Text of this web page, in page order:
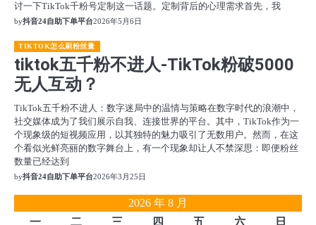
讨一下TikTok千粉号定制这一话题。定制背后的心理需求首先，我
by抖音24自助下单平台2026年5月6日
TIKTOK怎么刷粉丝量
tiktok五千粉不进人-TikTok粉破5000
无人互动？
TikTok五千粉不进人：数字迷局中的温情与策略在数字时代的浪潮中，
社交媒体成为了我们展示自我、连接世界的平台。其中，TikTok作为一
个现象级的短视频应用，以其独特的魅力吸引了无数用户。然而，在这
个看似光鲜亮丽的数字舞台上，有一个现象却让人不禁深思：即便粉丝
数量已经达到
by抖音24自助下单平台2026年3月25日
2026 年 8 月
一
二 三 四 五 六
日